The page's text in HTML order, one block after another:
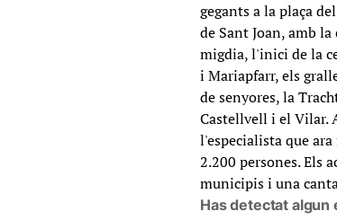
gegants a la plaça
de Sant Joan, amb
migdia, l'inici de la
i Mariapfarr, els
de senyores, la
Castellvell i el Vilar.
l'especialista que
2.200 persones. Els
municipis i una
Has detectat algun